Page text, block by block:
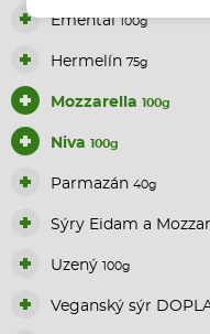
Ementál100g
Hermelín 75g
+ Mozzarella 100g
+ Niva 100g
Parmazán 40g
Sýry Eidam a
Uzený 100g
Veganský sýr